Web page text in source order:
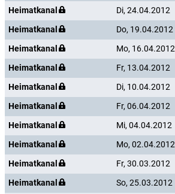
Heimatkanal
Di, 24.04.2012
Heimatkanal
Do, 19.04.2012
Heimatkanal
Mo, 16.04.2012
Heimatkanal
Fr, 13.04.2012
Heimatkanal
Di, 10.04.2012
Heimatkanal
Fr, 06.04.2012
Heimatkanal
Mi, 04.04.2012
Heimatkanal
Mo, 02.04.2012
Heimatkanal
Fr, 30.03.2012
Heimatkanal
So, 25.03.2012